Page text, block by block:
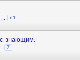
61
знающим.
7